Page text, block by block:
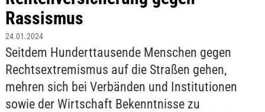
Rassismus
24.01.2024
Seitdem Hunderttausende Menschen gegen
Rechtsextremismus auf die Straßen gehen,
mehren sich bei Verbänden und Institutionen
sowie der Wirtschaft Bekenntnisse zu